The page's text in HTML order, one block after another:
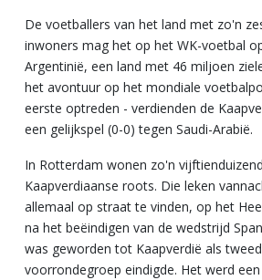
De voetballers van het land met zo'n
inwoners mag het op het WK-voetbal
Argentinië, een land met 46 miljoen
het avontuur op het mondiale
eerste optreden - verdienden de
een gelijkspel (0-0) tegen Saudi-Arabië.
In Rotterdam wonen zo'n
Kaapverdiaanse roots. Die leken
allemaal op straat te vinden, op het
na het beëindigen van de wedstrijd
was geworden tot Kaapverdië als
voorrondegroep eindigde. Het werd